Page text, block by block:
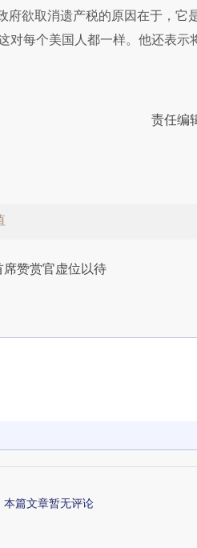
欲取消遗产税的原因在于，它
对每个美国人都一样。他还表示
责任编
席赞赏官虚位以待
本篇文章暂无评论